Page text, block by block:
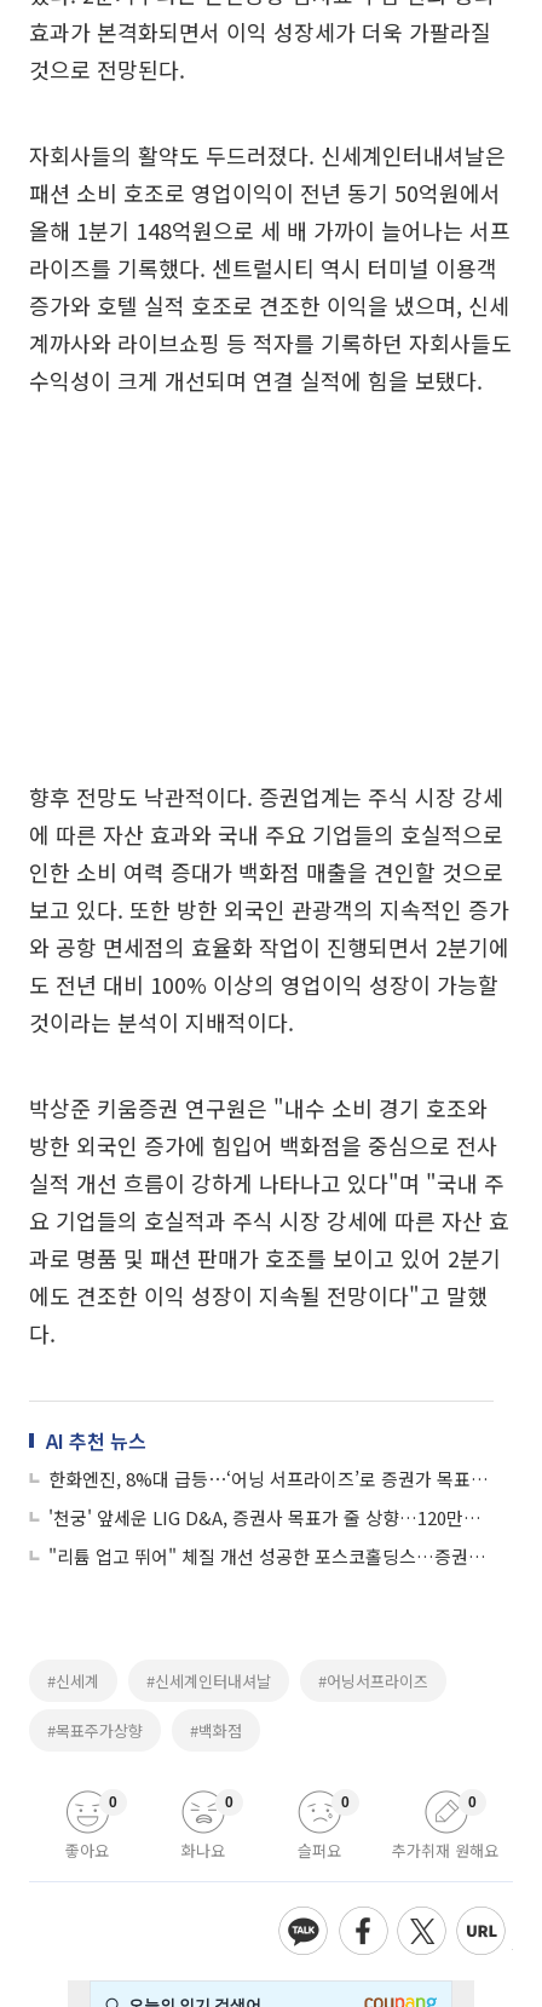
효과가 본격화되면서 이익 성장세가 더욱 가팔라질
것으로 전망된다.
자회사들의 활약도 두드러졌다. 신세계인터내셔날은
패션 소비 호조로 영업이익이 전년 동기 50억원에서
올해 1분기 148억원으로 세 배 가까이 늘어나는 서프
라이즈를 기록했다. 센트럴시티 역시 터미널 이용객
증가와 호텔 실적 호조로 견조한 이익을 냈으며, 신세
계까사와 라이브쇼핑 등 적자를 기록하던 자회사들도
수익성이 크게 개선되며 연결 실적에 힘을 보탰다.
향후 전망도 낙관적이다. 증권업계는 주식 시장 강세
에 따른 자산 효과와 국내 주요 기업들의 호실적으로
인한 소비 여력 증대가 백화점 매출을 견인할 것으로
보고 있다. 또한 방한 외국인 관광객의 지속적인 증가
와 공항 면세점의 효율화 작업이 진행되면서 2분기에
도 전년 대비 100% 이상의 영업이익 성장이 가능할
것이라는 분석이 지배적이다.
박상준 키움증권 연구원은 "내수 소비 경기 호조와
방한 외국인 증가에 힘입어 백화점을 중심으로 전사
실적 개선 흐름이 강하게 나타나고 있다"며 "국내 주
요 기업들의 호실적과 주식 시장 강세에 따른 자산 효
과로 명품 및 패션 판매가 호조를 보이고 있어 2분기
에도 견조한 이익 성장이 지속될 전망이다"고 말했
다.
AI 추천 뉴스
한화엔진, 8%대 급등⋯‘어닝 서프라이즈’로 증권가 목표가 줄상향
'천궁' 앞세운 LIG D&A, 증권사 목표가 줄 상향…120만원 전망까지
"리튬 업고 뛰어" 체질 개선 성공한 포스코홀딩스…증권가 목표가도 줄상향
#신세계 #신세계인터내셔날 #어닝서프라이즈
#목표주가상향 #백화점
좋아요
0
화나요
0
슬퍼요
0
추가취재 원해요
0